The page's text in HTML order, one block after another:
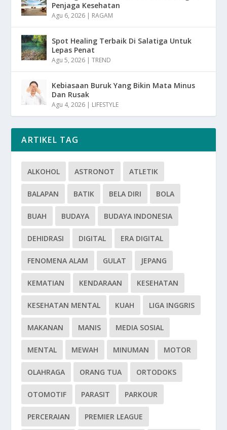
Penjaga Kesehatan
Agu 6, 2026 | RAGAM
Spot Healing Terbaik Di Salatiga Untuk
Lepas Penat
Agu 5, 2026 |TREND
Kebiasaan Buruk Yang Bikin Mata Minus
Dan Rusak
Agu 4, 2026 | LIFESTYLE
ARTIKEL TAG
ALKOHOL ASTRONOT ATLETIK
BALAPAN BATIK BELA DIRI BOLA
BUAH BUDAYA BUDAYA INDONESIA
DEHIDRASI DIGITAL ERA DIGITAL
FENOMENA ALAM GULAT JEPANG
KEMATIAN KENDARAAN KESEHATAN
KESEHATAN MENTAL KUAH LIGA INGGRIS
MAKANAN MANIS MEDIA SOSIAL
MENTAL MEWAH MINUMAN MOTOR
OLAHRAGA ORANG TUA ORTODOKS
OTOMOTIF PARASIT PARKOUR
PERCERAIAN PREMIER LEAGUE